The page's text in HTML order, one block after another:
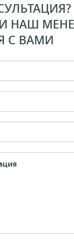
И НАШ
С ВАМИ